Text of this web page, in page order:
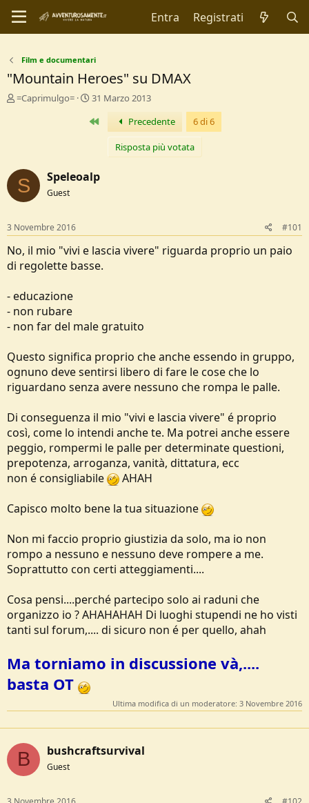
Entra Registrati
Film e documentari
"Mountain Heroes" su DMAX
C
r
e
D
s
c
u
s
o
n
=Caprimulgo=
D
t
I
n
o
31 Marzo 2013
Primo Precedente 6 di 6
Risposta più votata
S Speleoalp
Guest
3 Novembre 2016 #101
No, il mio "vivi e lascia vivere" riguarda proprio un paio
di regolette basse.
- educazione
- non rubare
- non far del male gratuito
Questo significa proprio che anche essendo in gruppo,
ognuno deve sentirsi libero di fare le cose che lo
riguardano senza avere nessuno che rompa le palle.
Di conseguenza il mio "vivi e lascia vivere" é proprio
così, come lo intendi anche te. Ma potrei anche essere
peggio, rompermi le palle per determinate questioni,
prepotenza, arroganza, vanità, dittatura, ecc
non é consigliabile
AHAH
Capisco molto bene la tua situazione
Non mi faccio proprio giustizia da solo, ma io non
rompo a nessuno e nessuno deve rompere a me.
Soprattutto con certi atteggiamenti....
Cosa pensi....perché partecipo solo ai raduni che
organizzo io ? AHAHAHAH Di luoghi stupendi ne ho visti
tanti sul forum,.... di sicuro non é per quello, ahah
Ma torniamo in discussione và,....
basta OT
Ultima modifica di un moderatore: 3 Novembre 2016
B bushcraftsurvival
Guest